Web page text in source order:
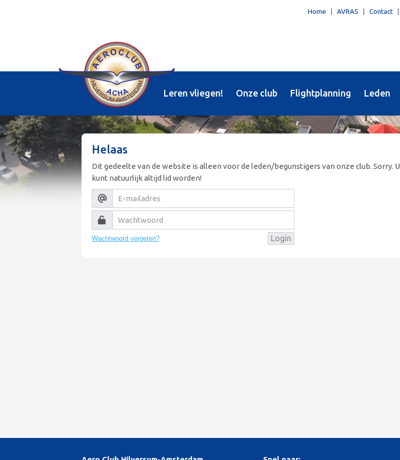
Home AVRAS Contact
Leren vliegen! Onze club Flightplanning Leden
Helaas
Dit gedeelte van de website is alleen voor de leden/begunstigers van onze club. Sorry. U
kunt natuurlijk altijd lid worden!
Wachtwoord vergeten?